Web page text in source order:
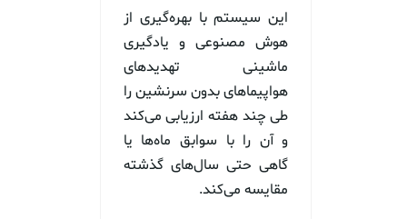
این سیستم با بهره‌گیری از
هوش مصنوعی و یادگیری
ماشینی تهدیدهای
هواپیماهای بدون سرنشین را
طی چند هفته ارزیابی می‌کند
و آن را با سوابق ماه‌ها یا
گاهی حتی سال‌های گذشته
مقایسه می‌کند.